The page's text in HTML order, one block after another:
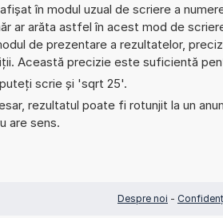
în modul uzual de scriere a
ar arăta astfel în acest mod de
de prezentare a rezultatelor,
Această precizie este suficientă
scrie și 'sqrt 25'.
rezultatul poate fi rotunjit la un
are sens.
Despre noi -